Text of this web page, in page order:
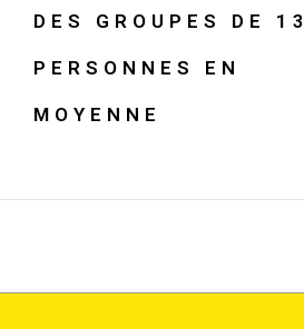
DES GROUPES DE 13
PERSONNES EN
MOYENNE